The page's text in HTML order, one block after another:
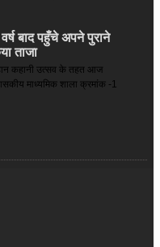
बाद पहुँचे अपने पुराने
ताजा
कहानी उत्सव के तहत आज
माध्यमिक शाला क्रमांक -1